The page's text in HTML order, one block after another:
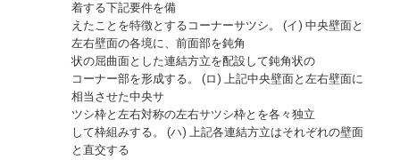
着する下記要件を備
えたことを特徴とするコーナーサツシ。 (イ) 中央壁面と
左右壁面の各境に、前面部を鈍角
状の屈曲面とした連結方立を配設して鈍角状の
コーナー部を形成する。 (ロ) 上記中央壁面と左右壁面に
相当させた中央サ
ツシ枠と左右対称の左右サツシ枠とを各々独立
して枠組みする。 (ハ) 上記各連結方立はそれぞれの壁面
と直交する